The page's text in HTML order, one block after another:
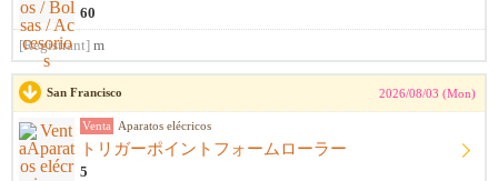
60
[Registrant] m
San Francisco 2026/08/03 (Mon)
Venta Aparatos elécricos
トリガーポイントフォームローラー
5